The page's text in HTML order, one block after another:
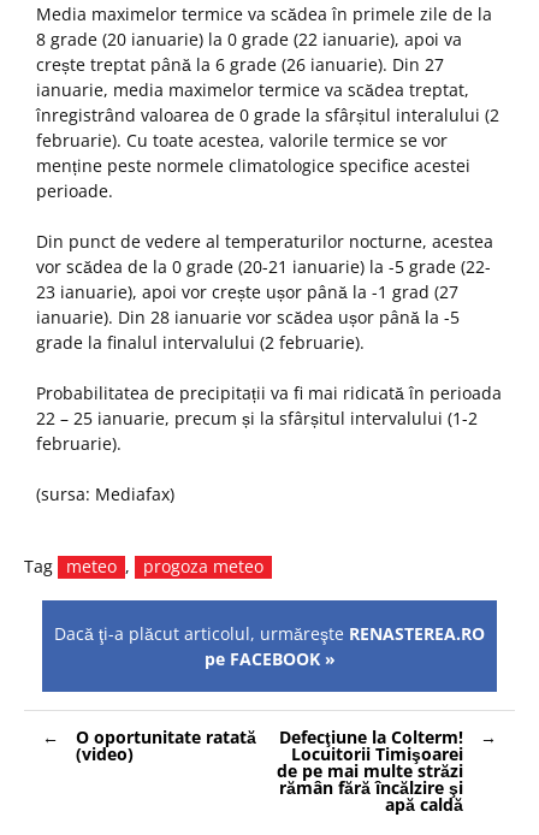
Media maximelor termice va scădea în primele zile de la
8 grade (20 ianuarie) la 0 grade (22 ianuarie), apoi va
crește treptat până la 6 grade (26 ianuarie). Din 27
ianuarie, media maximelor termice va scădea treptat,
înregistrând valoarea de 0 grade la sfârșitul interalului (2
februarie). Cu toate acestea, valorile termice se vor
menține peste normele climatologice specifice acestei
perioade.
Din punct de vedere al temperaturilor nocturne, acestea
vor scădea de la 0 grade (20-21 ianuarie) la -5 grade (22-
23 ianuarie), apoi vor crește ușor până la -1 grad (27
ianuarie). Din 28 ianuarie vor scădea ușor până la -5
grade la finalul intervalului (2 februarie).
Probabilitatea de precipitații va fi mai ridicată în perioada
22 – 25 ianuarie, precum și la sfârșitul intervalului (1-2
februarie).
(sursa: Mediafax)
Tag meteo , progoza meteo
Dacă ţi-a plăcut articolul, urmăreşte RENASTEREA.RO
pe FACEBOOK »
Navigare
în
articole
O oportunitate ratată
(video)
Defecţiune la Colterm!
Locuitorii Timişoarei
de pe mai multe străzi
rămân fără încălzire şi
apă caldă